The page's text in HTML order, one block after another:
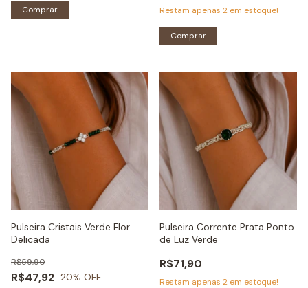
Comprar Restam apenas 2 em estoque!
Comprar
Pulseira Cristais Verde Flor
Delicada
R$47,92
R$59,90
20% OFF
Pulseira Corrente Prata Ponto
de Luz Verde
R$71,90
Restam apenas 2 em estoque!